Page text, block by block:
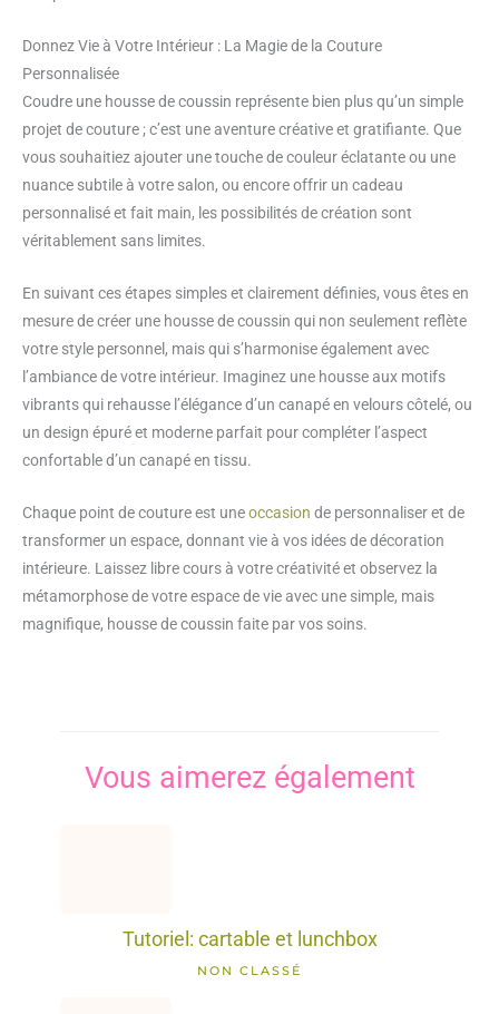
Donnez Vie à Votre Intérieur : La Magie de la Couture
Personnalisée
Coudre une housse de coussin représente bien plus qu’un simple
projet de couture ; c’est une aventure créative et gratifiante. Que
vous souhaitiez ajouter une touche de couleur éclatante ou une
nuance subtile à votre salon, ou encore offrir un cadeau
personnalisé et fait main, les possibilités de création sont
véritablement sans limites.
En suivant ces étapes simples et clairement définies, vous êtes en
mesure de créer une housse de coussin qui non seulement reflète
votre style personnel, mais qui s’harmonise également avec
l’ambiance de votre intérieur. Imaginez une housse aux motifs
vibrants qui rehausse l’élégance d’un canapé en velours côtelé, ou
un design épuré et moderne parfait pour compléter l’aspect
confortable d’un canapé en tissu.
Chaque point de couture est uneoccasion de personnaliser et de
transformer un espace, donnant vie à vos idées de décoration
intérieure. Laissez libre cours à votre créativité et observez la
métamorphose de votre espace de vie avec une simple, mais
magnifique, housse de coussin faite par vos soins.
Vous aimerez également
Tutoriel: cartable et lunchbox
NON CLASSÉ